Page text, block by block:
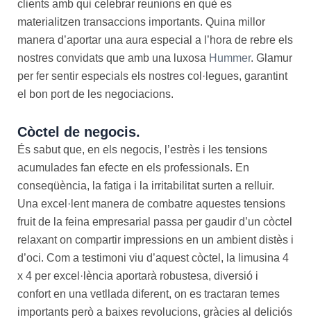
clients amb qui celebrar reunions en què es
materialitzen transaccions importants. Quina millor
manera d’aportar una aura especial a l’hora de rebre els
nostres convidats que amb una luxosa Hummer. Glamur
per fer sentir especials els nostres col·legues, garantint
el bon port de les negociacions.
Còctel de negocis.
És sabut que, en els negocis, l’estrès i les tensions
acumulades fan efecte en els professionals. En
conseqüència, la fatiga i la irritabilitat surten a relluir.
Una excel·lent manera de combatre aquestes tensions
fruit de la feina empresarial passa per gaudir d’un còctel
relaxant on compartir impressions en un ambient distès i
d’oci. Com a testimoni viu d’aquest còctel, la limusina 4
x 4 per excel·lència aportarà robustesa, diversió i
confort en una vetllada diferent, on es tractaran temes
importants però a baixes revolucions, gràcies al deliciós